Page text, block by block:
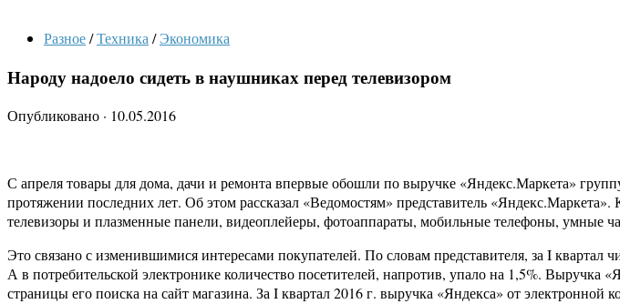
Разное/Техника / Экономика
Народу надоело сидеть в наушниках перед телевизором
Опубликовано · 10.05.2016
С апреля товары для дома, дачи и ремонта впервые обошли по выручке «Яндекс.Маркета»
протяжении последних лет. Об этом рассказал «Ведомостям» представитель
телевизоры и плазменные панели, видеоплейеры, фотоаппараты, мобильные телефоны, умные
Это связано с изменившимися интересами покупателей. По словам представителя, за I
А в потребительской электронике количество посетителей, напротив, упало на 1,5%. Выручка
страницы его поиска на сайт магазина. За I квартал 2016 г. выручка «Яндекса» от электронной